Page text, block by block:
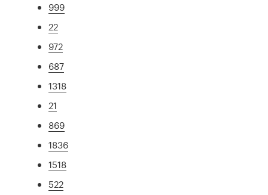
999
22
972
687
1318
21
869
1836
1518
522